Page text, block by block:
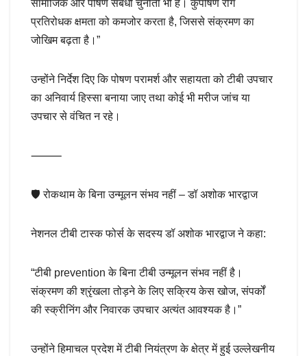
सामाजिक और पोषण संबंधी चुनौती भी है। कुपोषण रोग
प्रतिरोधक क्षमता को कमजोर करता है, जिससे संक्रमण का
जोखिम बढ़ता है।”
उन्होंने निर्देश दिए कि पोषण परामर्श और सहायता को टीबी उपचार
का अनिवार्य हिस्सा बनाया जाए तथा कोई भी मरीज जांच या
उपचार से वंचित न रहे।
⸻
🛡️ रोकथाम के बिना उन्मूलन संभव नहीं – डॉ अशोक भारद्वाज
नेशनल टीबी टास्क फोर्स के सदस्य डॉ अशोक भारद्वाज ने कहा:
“टीबी prevention के बिना टीबी उन्मूलन संभव नहीं है।
संक्रमण की श्रृंखला तोड़ने के लिए सक्रिय केस खोज, संपर्कों
की स्क्रीनिंग और निवारक उपचार अत्यंत आवश्यक है।”
उन्होंने हिमाचल प्रदेश में टीबी नियंत्रण के क्षेत्र में हुई उल्लेखनीय